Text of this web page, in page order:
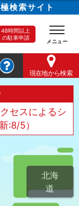
検索サイト
48時間以上
の駐車申請
現在地から検索
セスによるシ
:8/5）
北海
道